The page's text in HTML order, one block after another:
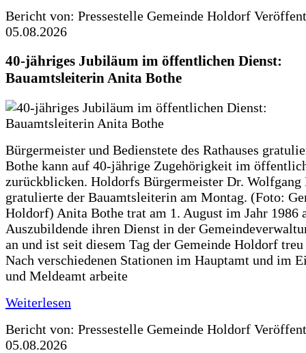
Bericht von: Pressestelle Gemeinde Holdorf
05.08.2026
40-jähriges Jubiläum im öffentlichen Dienst:
Bauamtsleiterin Anita Bothe
Bürgermeister und Bedienstete des Rathauses
Bothe kann auf 40-jährige Zugehörigkeit im
zurückblicken. Holdorfs Bürgermeister Dr. Wolfgang
gratulierte der Bauamtsleiterin am Montag. (Foto:
Holdorf) Anita Bothe trat am 1. August im Jahr 1986
Auszubildende ihren Dienst in der
an und ist seit diesem Tag der Gemeinde Holdorf
Nach verschiedenen Stationen im Hauptamt und im
und Meldeamt arbeite
Weiterlesen
Bericht von: Pressestelle Gemeinde Holdorf
05.08.2026